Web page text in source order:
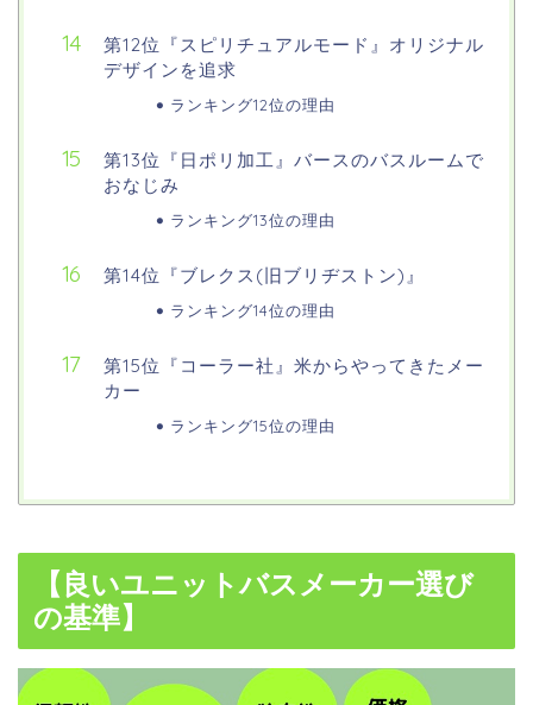
第12位『スピリチュアルモード』オリジナル
デザインを追求
ランキング12位の理由
第13位『日ポリ加工』バースのバスルームで
おなじみ
ランキング13位の理由
第14位『ブレクス(旧ブリヂストン)』
ランキング14位の理由
第15位『コーラー社』米からやってきたメー
カー
ランキング15位の理由
【良いユニットバスメーカー選び
の基準】